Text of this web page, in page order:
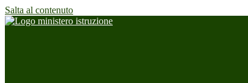
Salta al contenuto